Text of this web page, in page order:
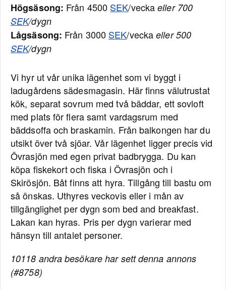
Högsäsong: Från 4500 SEK/veckaeller 700
SEK/dygn
Lågsäsong: Från 3000 SEK/veckaeller 500
SEK/dygn
Vi hyr ut vår unika lägenhet som vi byggt i
ladugårdens sädesmagasin. Här finns välutrustat
kök, separat sovrum med två bäddar, ett sovloft
med plats för flera samt vardagsrum med
bäddsoffa och braskamin. Från balkongen har du
utsikt över två sjöar. Vår lägenhet ligger precis vid
Övrasjön med egen privat badbrygga. Du kan
köpa fiskekort och fiska i Övrasjön och i
Skirösjön. Båt finns att hyra. Tillgång till bastu om
så önskas. Uthyres veckovis eller i mån av
tillgänglighet per dygn som bed and breakfast.
Lakan kan hyras. Pris per dygn varierar med
hänsyn till antalet personer.
10118 andra besökare har sett denna annons
(#8758)